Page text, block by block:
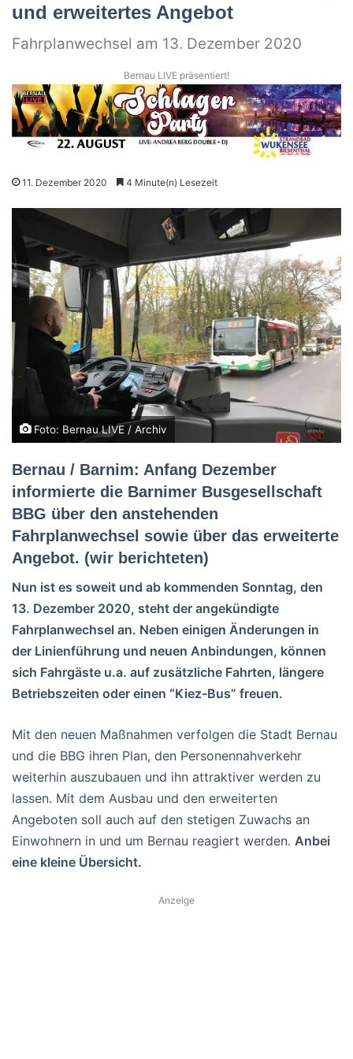
und erweitertes Angebot
Fahrplanwechsel am 13. Dezember 2020
Bernau LIVE präsentiert!
11. Dezember 2020 4 Minute(n) Lesezeit
Foto: Bernau LIVE / Archiv
Bernau / Barnim: Anfang Dezember
informierte die Barnimer Busgesellschaft
BBG über den anstehenden
Fahrplanwechsel sowie über das erweiterte
Angebot. (wir berichteten)
Nun ist es soweit und ab kommenden Sonntag, den
13. Dezember 2020, steht der angekündigte
Fahrplanwechsel an. Neben einigen Änderungen in
der Linienführung und neuen Anbindungen, können
sich Fahrgäste u.a. auf zusätzliche Fahrten, längere
Betriebszeiten oder einen “Kiez-Bus” freuen.
Mit den neuen Maßnahmen verfolgen die Stadt Bernau
und die BBG ihren Plan, den Personennahverkehr
weiterhin auszubauen und ihn attraktiver werden zu
lassen. Mit dem Ausbau und den erweiterten
Angeboten soll auch auf den stetigen Zuwachs an
Einwohnern in und um Bernau reagiert werden. Anbei
eine kleine Übersicht.
Anzeige